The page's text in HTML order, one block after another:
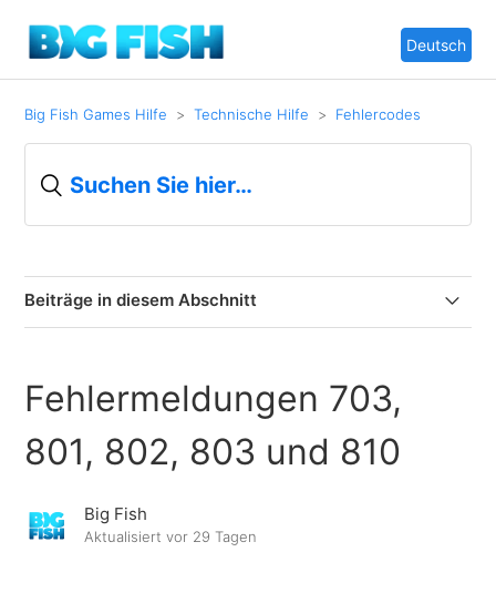
Deutsch
Big Fish Games Hilfe Technische Hilfe Fehlercodes
Beiträge in diesem Abschnitt
Fehlermeldung 809
Fehler-Codes in der Big Fish Games App
Fehlercodes 809, 813, 773, und 774
Fehlermeldungen 703,
801, 802, 803 und 810
Big Fish
Aktualisiertvor 29 Tagen